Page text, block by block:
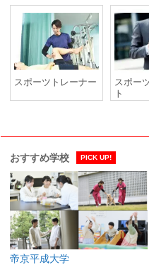
スポーツトレーナー
スポー
ト
おすすめ学校 PICK UP!
帝京平成大学